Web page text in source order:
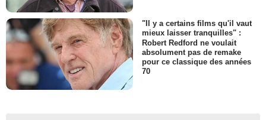
"Il y a certains films qu'il vaut
mieux laisser tranquilles" :
Robert Redford ne voulait
absolument pas de remake
pour ce classique des années
70